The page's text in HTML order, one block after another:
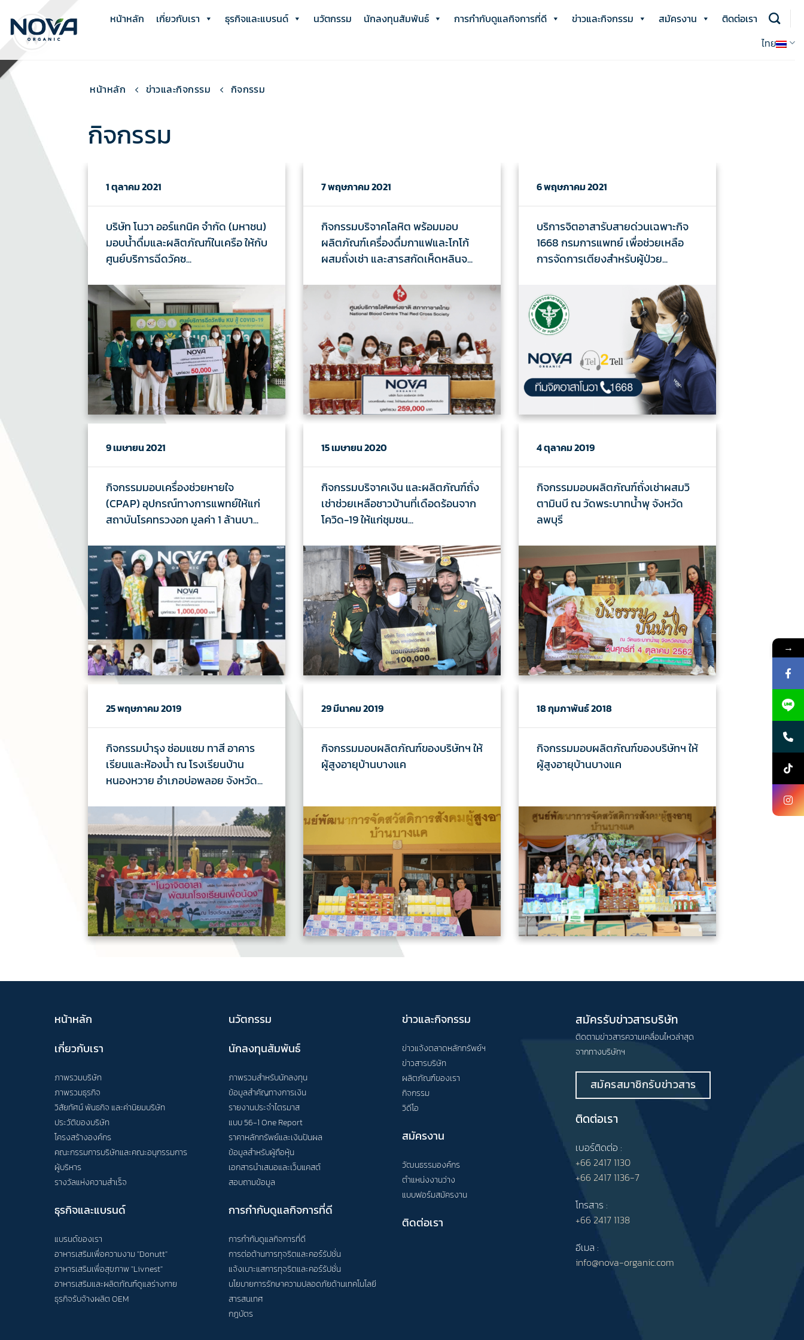
content
หน้าหลัก เกี่ยวกับเรา ธุรกิจและแบรนด์ นวัตกรรม นักลงทุนสัมพันธ์ การกำกับดูแลกิจการที่ดี ข่าวและกิจกรรม สมัครงาน
ติดต่อเรา
ไทย
หน้าหลัก ข่าวและกิจกรรม กิจกรรม
กิจกรรม
1 ตุลาคม 2021
บริษัท โนวา ออร์แกนิค จำกัด (มหาชน)
มอบน้ำดื่มและผลิตภัณฑ์ในเครือ ให้กับ
ศูนย์บริการฉีดวัคซ...
7 พฤษภาคม 2021
กิจกรรมบริจาคโลหิต พร้อมมอบ
ผลิตภัณฑ์เครื่องดื่มกาแฟและโกโก้
ผสมถั่งเช่า และสารสกัดเห็ดหลินจ...
6 พฤษภาคม 2021
บริการจิตอาสารับสายด่วนเฉพาะกิจ
1668 กรมการแพทย์ เพื่อช่วยเหลือ
การจัดการเตียงสำหรับผู้ป่วย...
9 เมษายน 2021
กิจกรรมมอบเครื่องช่วยหายใจ
(CPAP) อุปกรณ์ทางการแพทย์ให้แก่
สถาบันโรคทรวงอก มูลค่า 1 ล้านบา...
15 เมษายน 2020
กิจกรรมบริจาคเงิน และผลิตภัณฑ์ถั่ง
เช่าช่วยเหลือชาวบ้านที่เดือดร้อนจาก
โควิด-19 ให้แก่ชุมชน...
4 ตุลาคม 2019
กิจกรรมมอบผลิตภัณฑ์ถั่งเช่าผสมวิ
ตามินบี ณ วัดพระบาทน้ำพุ จังหวัด
ลพบุรี
25 พฤษภาคม 2019
กิจกรรมบำรุง ซ่อมแซม ทาสี อาคาร
เรียนและห้องน้ำ ณ โรงเรียนบ้าน
หนองหวาย อำเภอบ่อพลอย จังหวัด...
29 มีนาคม 2019
กิจกรรมมอบผลิตภัณฑ์ของบริษัทฯ ให้
ผู้สูงอายุบ้านบางแค
18 กุมภาพันธ์ 2018
กิจกรรมมอบผลิตภัณฑ์ของบริษัทฯ ให้
ผู้สูงอายุบ้านบางแค
หน้าหลัก
เกี่ยวกับเรา
ภาพรวมบริษัท
ภาพรวมธุรกิจ
วิสัยทัศน์ พันธกิจ และค่านิยมบริษัท
ประวัติของบริษัท
โครงสร้างองค์กร
คณะกรรมการบริษัทและคณะอนุกรรมการ
ผู้บริหาร
รางวัลแห่งความสำเร็จ
ธุรกิจและแบรนด์
แบรนด์ของเรา
อาหารเสริมเพื่อความงาม "Donutt"
อาหารเสริมเพื่อสุขภาพ "Livnest"
อาหารเสริมและผลิตภัณฑ์ดูแลร่างกาย
ธุรกิจรับจ้างผลิต OEM
นวัตกรรม
นักลงทุนสัมพันธ์
ภาพรวมสำหรับนักลงทุน
ข้อมูลสำคัญทางการเงิน
รายงานประจำไตรมาส
แบบ 56-1 One Report
ราคาหลักทรัพย์และเงินปันผล
ข้อมูลสำหรับผู้ถือหุ้น
เอกสารนำเสนอและเว็บแคสต์
สอบถามข้อมูล
การกำกับดูแลกิจการที่ดี
การกำกับดูแลกิจการที่ดี
การต่อต้านการทุจริตและคอร์รัปชั่น
แจ้งเบาะแสการทุจริตและคอร์รัปชั่น
นโยบายการรักษาความปลอดภัยด้านเทคโนโลยี
สารสนเทศ
กฎบัตร
ข่าวและกิจกรรม
ข่าวแจ้งตลาดหลักทรัพย์ฯ
ข่าวสารบริษัท
ผลิตภัณฑ์ของเรา
กิจกรรม
วิดีโอ
สมัครงาน
วัฒนธรรมองค์กร
ตำแหน่งงานว่าง
แบบฟอร์มสมัครงาน
ติดต่อเรา
สมัครรับข่าวสารบริษัท
ติดตามข่าวสารความเคลื่อนไหวล่าสุด
จากทางบริษัทฯ
สมัครสมาชิกรับข่าวสาร
ติดต่อเรา
เบอร์ติดต่อ :
+66 2417 1130
+66 2417 1136-7
โทรสาร :
+66 2417 1138
อีเมล :
info@nova-organic.com
→